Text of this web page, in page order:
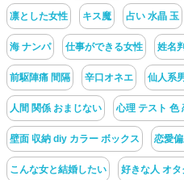
凛とした女性 キス魔 占い 水晶 玉
海 ナンパ 仕事ができる女性 姓名
前駆陣痛 間隔 辛口オネエ 仙人系
人間 関係 おまじない 心理 テスト 色
壁面 収納 diy カラー ボックス 恋愛
こんな女と結婚したい 好きな人 オタ